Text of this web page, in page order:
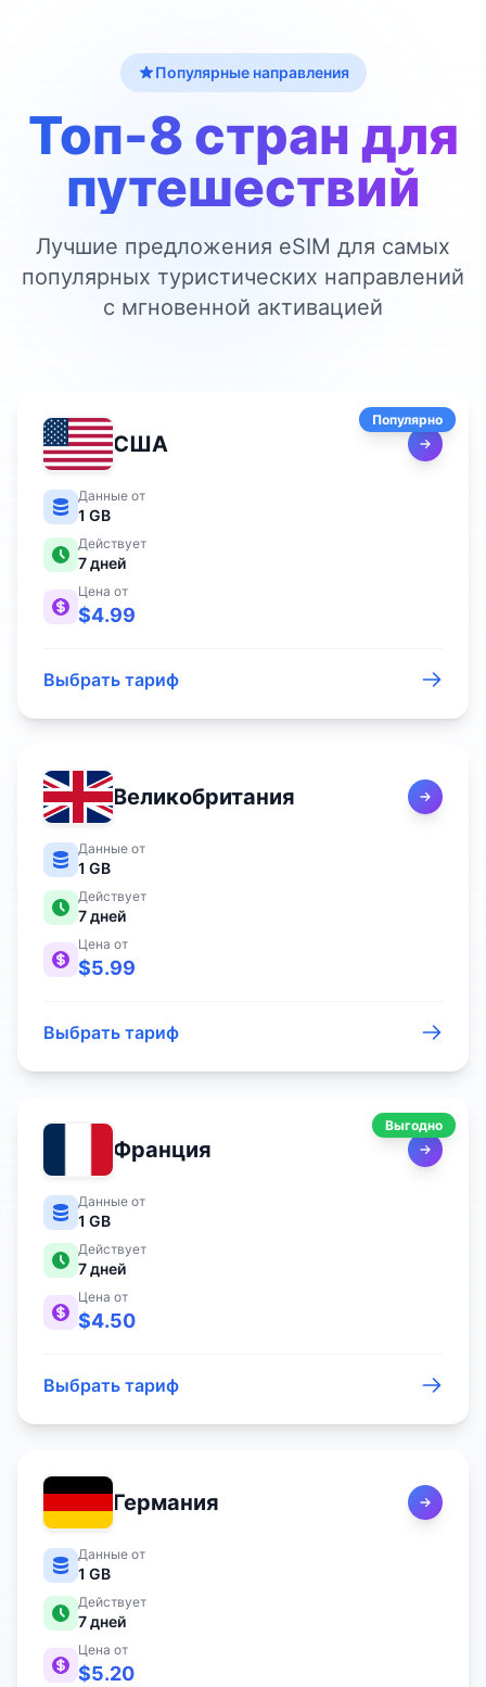
Популярные направления
Топ-8 стран для
путешествий
Лучшие предложения eSIM для самых
популярных туристических направлений
с мгновенной активацией
Популярно
США
Данные от
1 GB
Действует
7дней
Цена от
$4.99
Выбрать тариф
Великобритания
Данные от
1 GB
Действует
7дней
Цена от
$5.99
Выбрать тариф
Выгодно
Франция
Данные от
1 GB
Действует
7дней
Цена от
$4.50
Выбрать тариф
Германия
Данные от
1 GB
Действует
7дней
Цена от
$5.20